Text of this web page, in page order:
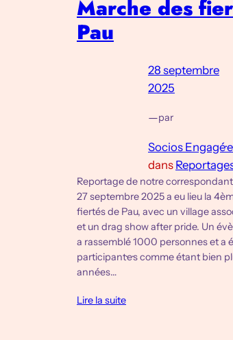
Marche des
Pau
28 septembre
2025
—par
Socios
dans
Reportage de notre
27 septembre 2025 a eu lieu la
fiertés de Pau, avec un village
et un drag show after pride. Un
a rassemblé 1000 personnes et a
participant·e·s comme étant bien
années…
Lire la suite